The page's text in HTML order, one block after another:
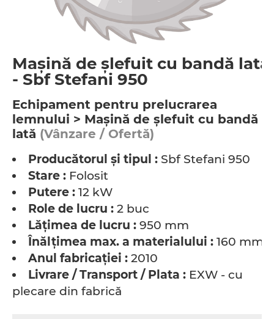
Maşină de şlefuit cu bandă lată
- Sbf Stefani 950
Echipament pentru prelucrarea
lemnului > Maşină de şlefuit cu bandă
lată (Vânzare / Ofertă)
Producătorul şi tipul : Sbf Stefani 950
Stare : Folosit
Putere : 12 kW
Role de lucru : 2 buc
Lăţimea de lucru : 950 mm
Înălţimea max. a materialului : 160 mm
Anul fabricaţiei : 2010
Livrare / Transport / Plata : EXW - cu
plecare din fabrică